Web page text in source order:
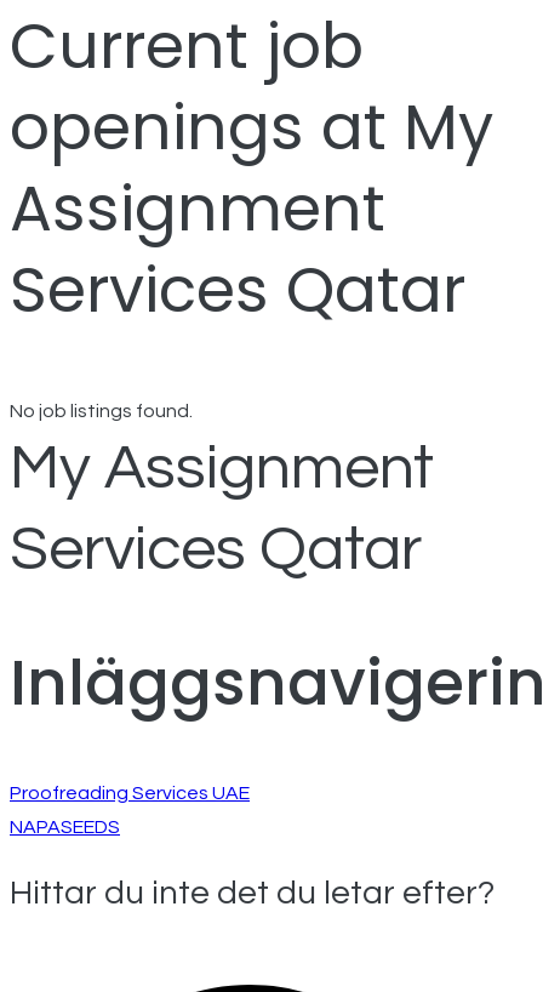
Current job
openings at My
Assignment
Services Qatar
No job listings found.
My Assignment
Services Qatar
Proofreading Services UAE
NAPASEEDS
Hittar du inte det du letar efter?